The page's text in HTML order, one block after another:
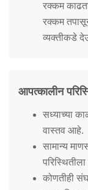
रक्कम
रक्कम
व्यक्तीकडे
आपत्कालीन
सध्याच्या
वास्तव आहे.
सामान्य
कोणतीही